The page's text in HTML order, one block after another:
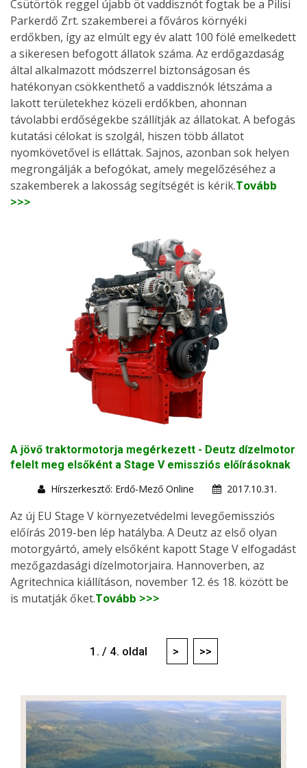
Csütörtök reggel újabb öt vaddisznót fogtak be a Pilisi
Parkerdő Zrt. szakemberei a főváros környéki
erdőkben, így az elmúlt egy év alatt 100 fölé emelkedett
a sikeresen befogott állatok száma. Az erdőgazdaság
által alkalmazott módszerrel biztonságosan és
hatékonyan csökkenthető a vaddisznók létszáma a
lakott területekhez közeli erdőkben, ahonnan
távolabbi erdőségekbe szállítják az állatokat. A befogás
kutatási célokat is szolgál, hiszen több állatot
nyomkövetővel is elláttak. Sajnos, azonban sok helyen
megrongálják a befogókat, amely megelőzéséhez a
szakemberek a lakosság segítségét is kérik.Tovább
>>>
A jövő traktormotorja megérkezett - Deutz dízelmotor
felelt meg elsőként a Stage V emissziós előírásoknak
Hírszerkesztő: Erdő-Mező Online
2017.10.31.
Az új EU Stage V környezetvédelmi levegőemissziós
előírás 2019-ben lép hatályba. A Deutz az első olyan
motorgyártó, amely elsőként kapott Stage V elfogadást
mezőgazdasági dízelmotorjaira. Hannoverben, az
Agritechnica kiállításon, november 12. és 18. között be
is mutatják őket.Tovább >>>
1. / 4. oldal > >>